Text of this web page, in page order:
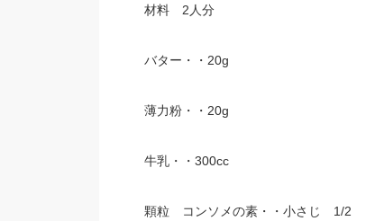
材料 2人分
バター・・20g
薄力粉・・20g
牛乳・・300cc
顆粒 コンソメの素・・小さじ 1/2